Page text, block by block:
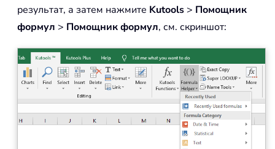
результат, а затем нажмите Kutools > Помощник
формул > Помощник формул, см. скриншот: